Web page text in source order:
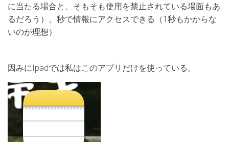
に当たる場合と、そもそも使用を禁止されている場面もあ
るだろう）、秒で情報にアクセスできる（1秒もかからな
いのが理想）
因みにIpadでは私はこのアプリだけを使っている。